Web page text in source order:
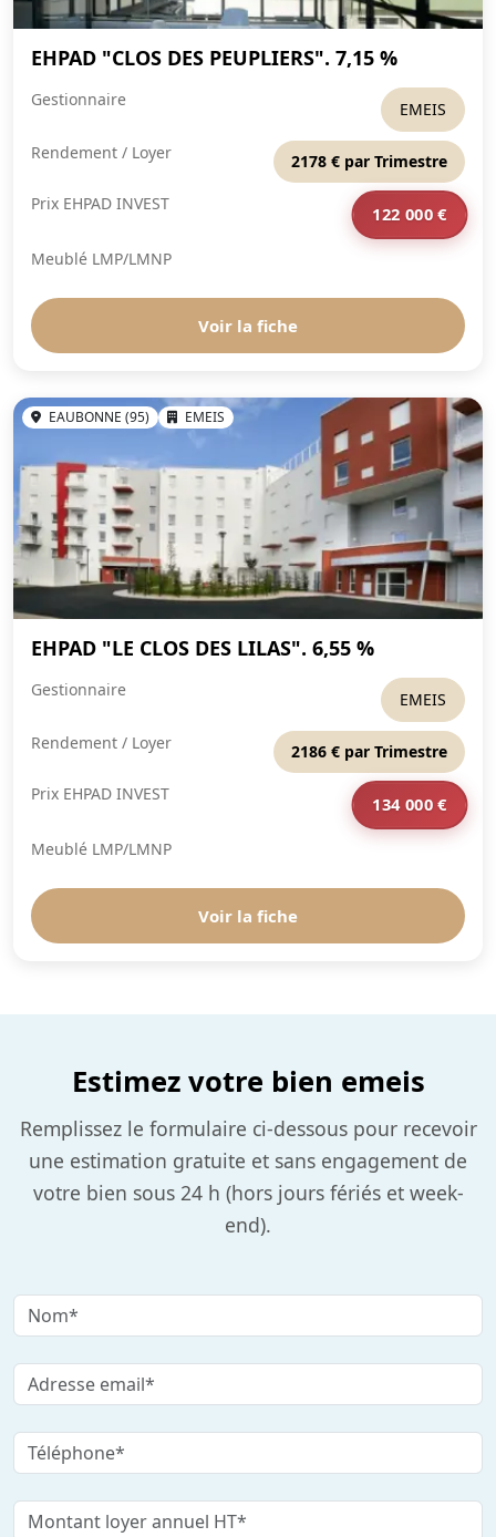
EHPAD "CLOS DES PEUPLIERS". 7,15 %
Gestionnaire EMEIS
Rendement / Loyer
2178 € par Trimestre
Prix EHPAD INVEST
122 000 €
Meublé LMP/LMNP
Voir la fiche
EAUBONNE (95) EMEIS
EHPAD "LE CLOS DES LILAS". 6,55 %
Gestionnaire EMEIS
Rendement / Loyer
2186 € par Trimestre
Prix EHPAD INVEST
134 000 €
Meublé LMP/LMNP
Voir la fiche
Estimez votre bien emeis
Remplissez le formulaire ci-dessous pour recevoir
une estimation gratuite et sans engagement de
votre bien sous 24 h (hors jours fériés et week-
end).